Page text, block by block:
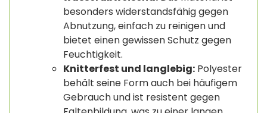
besonders widerstandsfähig gegen
Abnutzung, einfach zu reinigen und
bietet einen gewissen Schutz gegen
Feuchtigkeit.
Knitterfest und langlebig: Polyester
behält seine Form auch bei häufigem
Gebrauch und ist resistent gegen